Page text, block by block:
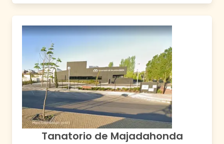
Tanatorio de Majadahonda